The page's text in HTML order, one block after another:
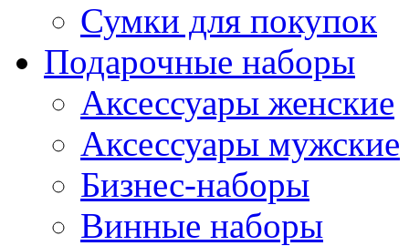
Сумки для покупок
Подарочные наборы
Аксессуары женские
Аксессуары мужские
Бизнес-наборы
Винные наборы